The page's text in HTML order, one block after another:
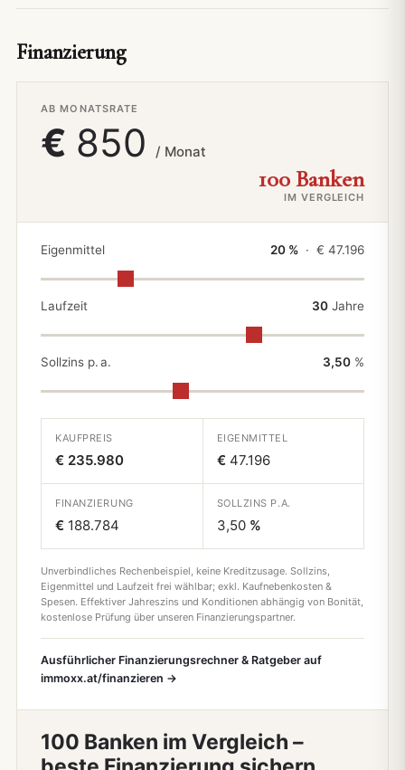
Finanzierung
AB MONATSRATE
€ 850 / Monat
100 Banken
IM VERGLEICH
Eigenmittel 20 % · € 47.196
Laufzeit 30 Jahre
Sollzins p. a. 3,50 %
KAUFPREIS
€ 235.980
EIGENMITTEL
€ 47.196
FINANZIERUNG
€ 188.784
SOLLZINS P.A.
3,50%
Unverbindliches Rechenbeispiel, keine Kreditzusage. Sollzins,
Eigenmittel und Laufzeit frei wählbar; exkl. Kaufnebenkosten &
Spesen. Effektiver Jahreszins und Konditionen abhängig von Bonität,
kostenlose Prüfung über unseren Finanzierungspartner.
Ausführlicher Finanzierungsrechner & Ratgeber auf
immoxx.at/finanzieren →
100 Banken im Vergleich –